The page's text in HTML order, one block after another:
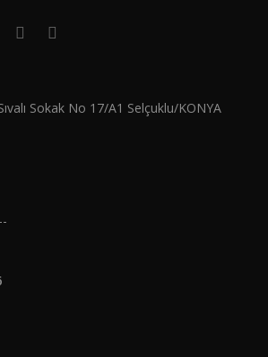
Sokak No 17/A1 Selçuklu/KONYA